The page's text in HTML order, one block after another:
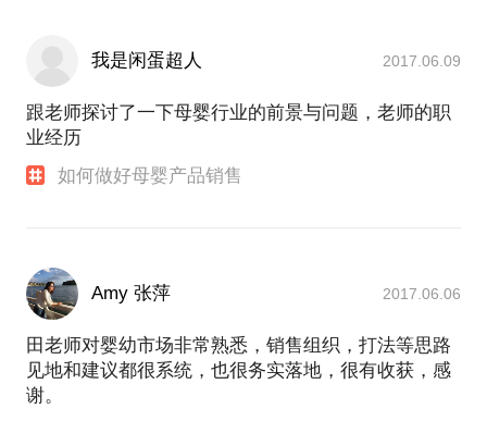
我是闲蛋超人 2017.06.09
跟老师探讨了一下母婴行业的前景与问题，老师的职
业经历
如何做好母婴产品销售
Amy 张萍 2017.06.06
田老师对婴幼市场非常熟悉，销售组织，打法等思路
见地和建议都很系统，也很务实落地，很有收获，感
谢。